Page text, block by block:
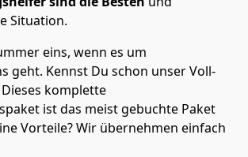
Situation.
eins, wenn es um
geht. Kennst Du schon unser Voll-
Dieses komplette
ist das meist gebuchte Paket
Vorteile? Wir übernehmen einfach